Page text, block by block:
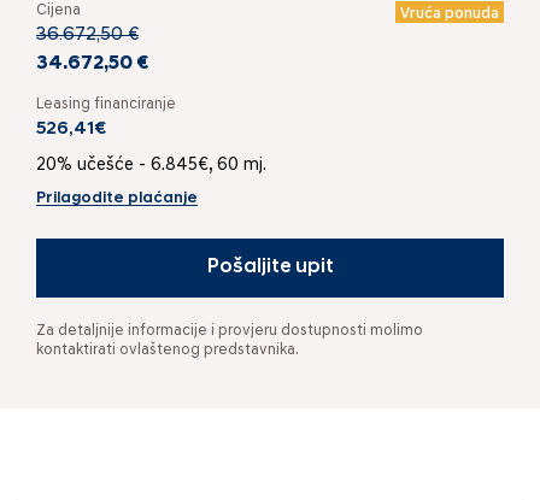
Cijena Vruća ponuda
36.672,50 €
34.672,50 €
Leasing financiranje
526,41€
20% učešće - 6.845€, 60 mj.
Prilagodite plaćanje
Pošaljite upit
Za detaljnije informacije i provjeru dostupnosti molimo
kontaktirati ovlaštenog predstavnika.